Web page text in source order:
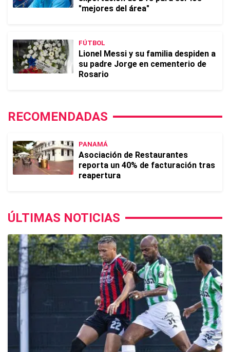
"mejores del área"
FÚTBOL
Lionel Messi y su familia despiden a
su padre Jorge en cementerio de
Rosario
RECOMENDADAS
PANAMÁ
Asociación de Restaurantes
reporta un 40% de facturación tras
reapertura
ÚLTIMAS NOTICIAS